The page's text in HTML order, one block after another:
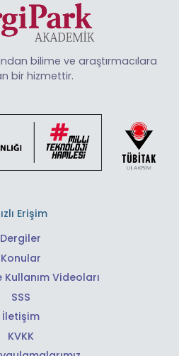
bilime ve araştırmacılara
bir hizmettir.
Erişim
Dergiler
Konular
Videoları
SSS
İletişim
KVKK